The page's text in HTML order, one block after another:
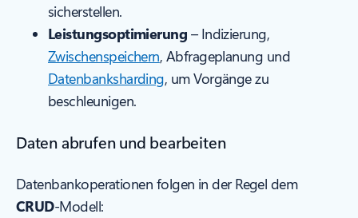
sicherstellen.
Leistungsoptimierung – Indizierung,
Zwischenspeichern, Abfrageplanung und
Datenbanksharding, um Vorgänge zu
beschleunigen.
Daten abrufen und bearbeiten
Datenbankoperationen folgen in der Regel dem
CRUD-Modell: